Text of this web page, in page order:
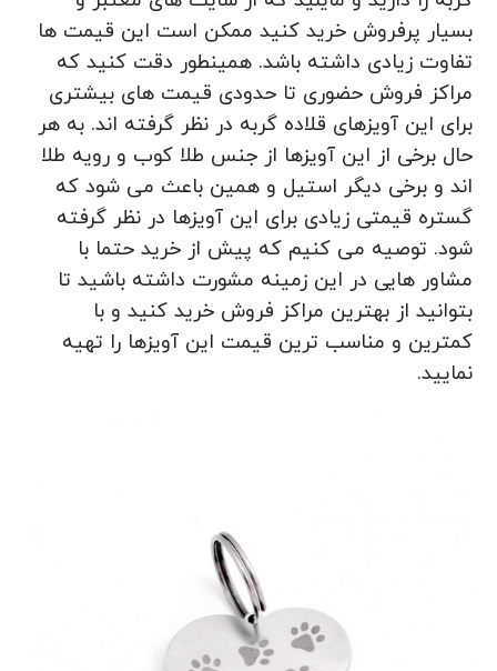
بسیار پرفروش خرید کنید ممکن است این قیمت‌ ها
تفاوت زیادی داشته باشد. همینطور دقت کنید که
مراکز فروش حضوری تا حدودی قیمت‌ های بیشتری
برای این آویزهای قلاده گربه در نظر گرفته اند. به هر
حال برخی از این آویزها از جنس طلا کوب و رویه طلا
اند و برخی دیگر استیل و همین باعث می‌ شود که
گستره قیمتی زیادی برای این آویزها در نظر گرفته
شود‌. توصیه می‌ کنیم که پیش از خرید حتما با
مشاور هایی در این زمینه مشورت داشته باشید تا
بتوانید از بهترین مراکز فروش خرید کنید و با
کمترین و مناسب ترین قیمت این آویزها را تهیه
نمایید.